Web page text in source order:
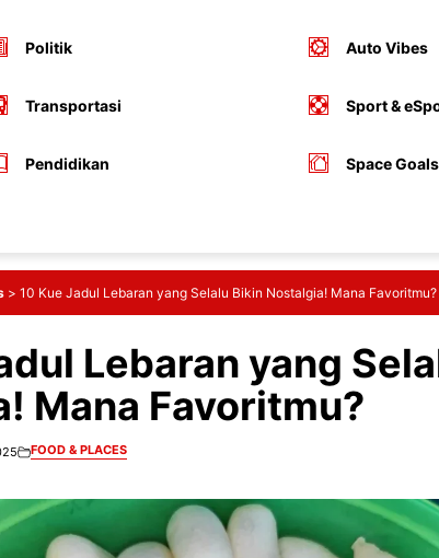
Politik
Transportasi
Pendidikan
Auto Vibes
Sport &
Space Goals
> 10 Kue Jadul Lebaran yang Selalu Bikin Nostalgia! Mana Favoritmu?
Lebaran yang
Mana Favoritmu?
FOOD & PLACES